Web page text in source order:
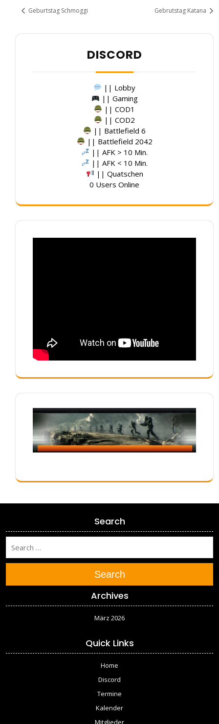
Geburtstag Schmoggi Gebrutstag Katana
DISCORD
|| Lobby
|| Gaming
|| COD1
|| COD2
|| Battlefield 6
|| Battlefield 2042
|| AFK > 10 Min.
|| AFK < 10 Min.
|| Quatschen
0 Users Online
Search
Search
Archives
März 2026
Quick Links
Home
Discord
Termine
Kalender
Mitglieder